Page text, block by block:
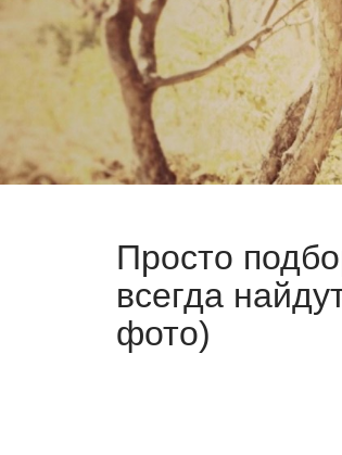
Просто
всегда
фото)